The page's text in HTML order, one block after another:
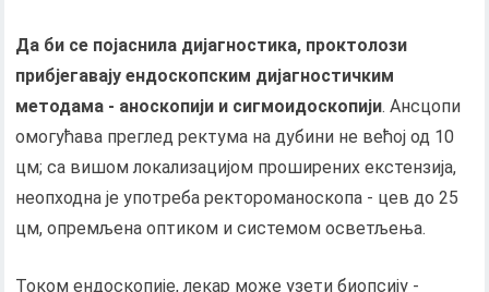
Да би се појаснила дијагностика, проктолози
прибјегавају ендоскопским дијагностичким
методама - аноскопији и сигмоидоскопији. Ансцопи
омогућава преглед ректума на дубини не већој од 10
цм; са вишом локализацијом проширених екстензија,
неопходна је употреба ректороманоскопа - цев до 25
цм, опремљена оптиком и системом осветљења.
Током ендоскопије, лекар може узети биопсију -